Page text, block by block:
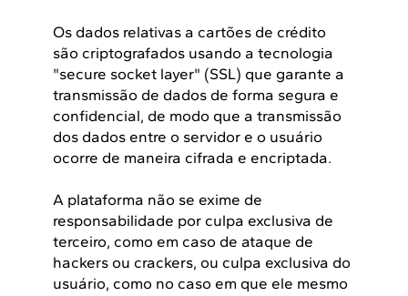
Os dados relativas a cartões de crédito
são criptografados usando a tecnologia
"secure socket layer" (SSL) que garante a
transmissão de dados de forma segura e
confidencial, de modo que a transmissão
dos dados entre o servidor e o usuário
ocorre de maneira cifrada e encriptada.
A plataforma não se exime de
responsabilidade por culpa exclusiva de
terceiro, como em caso de ataque de
hackers ou crackers, ou culpa exclusiva do
usuário, como no caso em que ele mesmo